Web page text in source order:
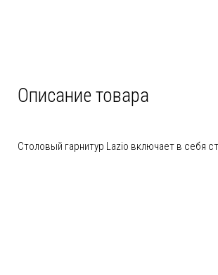
Описание товара
Столовый гарнитур Lazio включает в себя